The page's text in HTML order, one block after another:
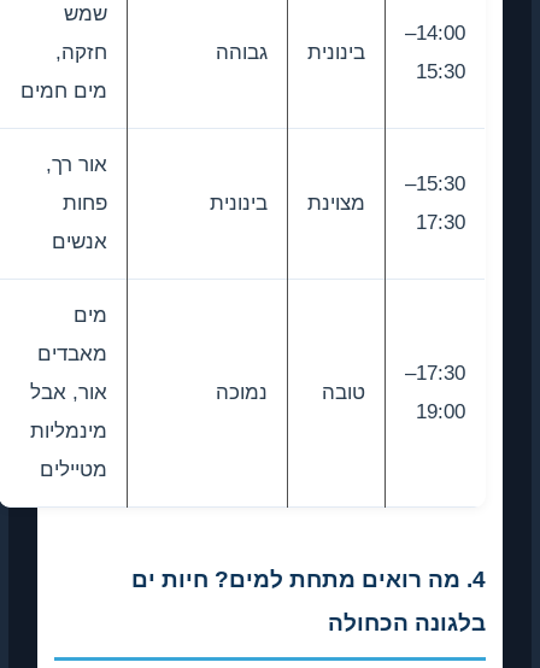
14:00–
15:30
בינונית גבוהה
שמש
חזקה,
מים חמים
15:30–
17:30
מצוינת בינונית
אור רך,
פחות
אנשים
17:30–
19:00
טובה נמוכה
מים
מאבדים
אור, אבל
מינמליות
מטיילים
4. מה רואים מתחת למים? חיות ים
בלגונה הכחולה